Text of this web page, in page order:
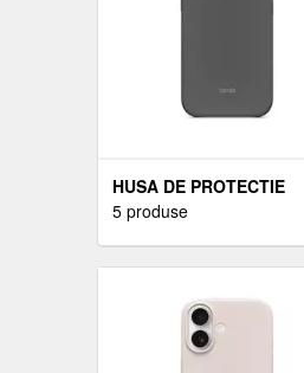
HUSA DE PROTECTIE
APPLE BEATS PENTRU
5 produse